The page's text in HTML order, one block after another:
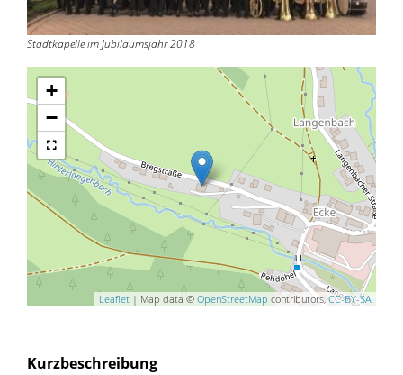
Stadtkapelle im Jubiläumsjahr 2018
+
−
Leaflet | Map data © OpenStreetMap contributors, CC-BY-SA
Kurzbeschreibung